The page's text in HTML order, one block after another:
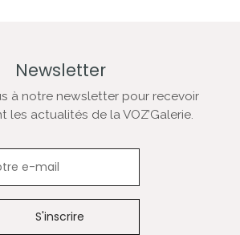
Newsletter
à notre newsletter pour recevoir
les actualités de la VOZ’Galerie.